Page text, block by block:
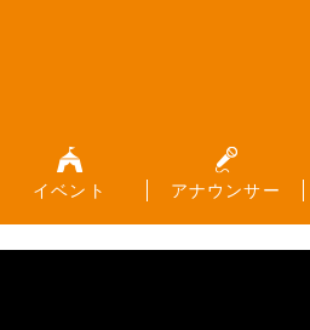
イベント アナウンサー